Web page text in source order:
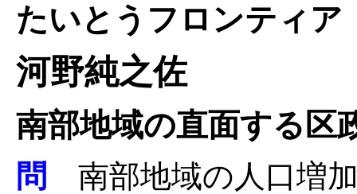
たいとうフロンティア
河野純之佐
南部地域の直面する区
問
南部地域の人口増